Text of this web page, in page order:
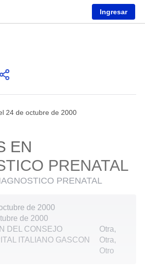
Ingresar
24 de octubre de 2000
EN
PRENATAL
PRENATAL
de 2000
de 2000
DEL CONSEJO
ITALIANO GASCON
Otra,
Otra,
Otro